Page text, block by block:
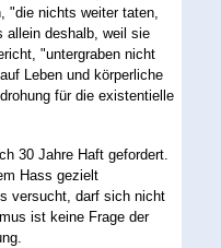
"die nichts weiter taten,
allein deshalb, weil sie
"untergraben nicht
Leben und körperliche
für die existentielle
30 Jahre Haft gefordert.
Hass gezielt
versucht, darf sich nicht
ist keine Frage der